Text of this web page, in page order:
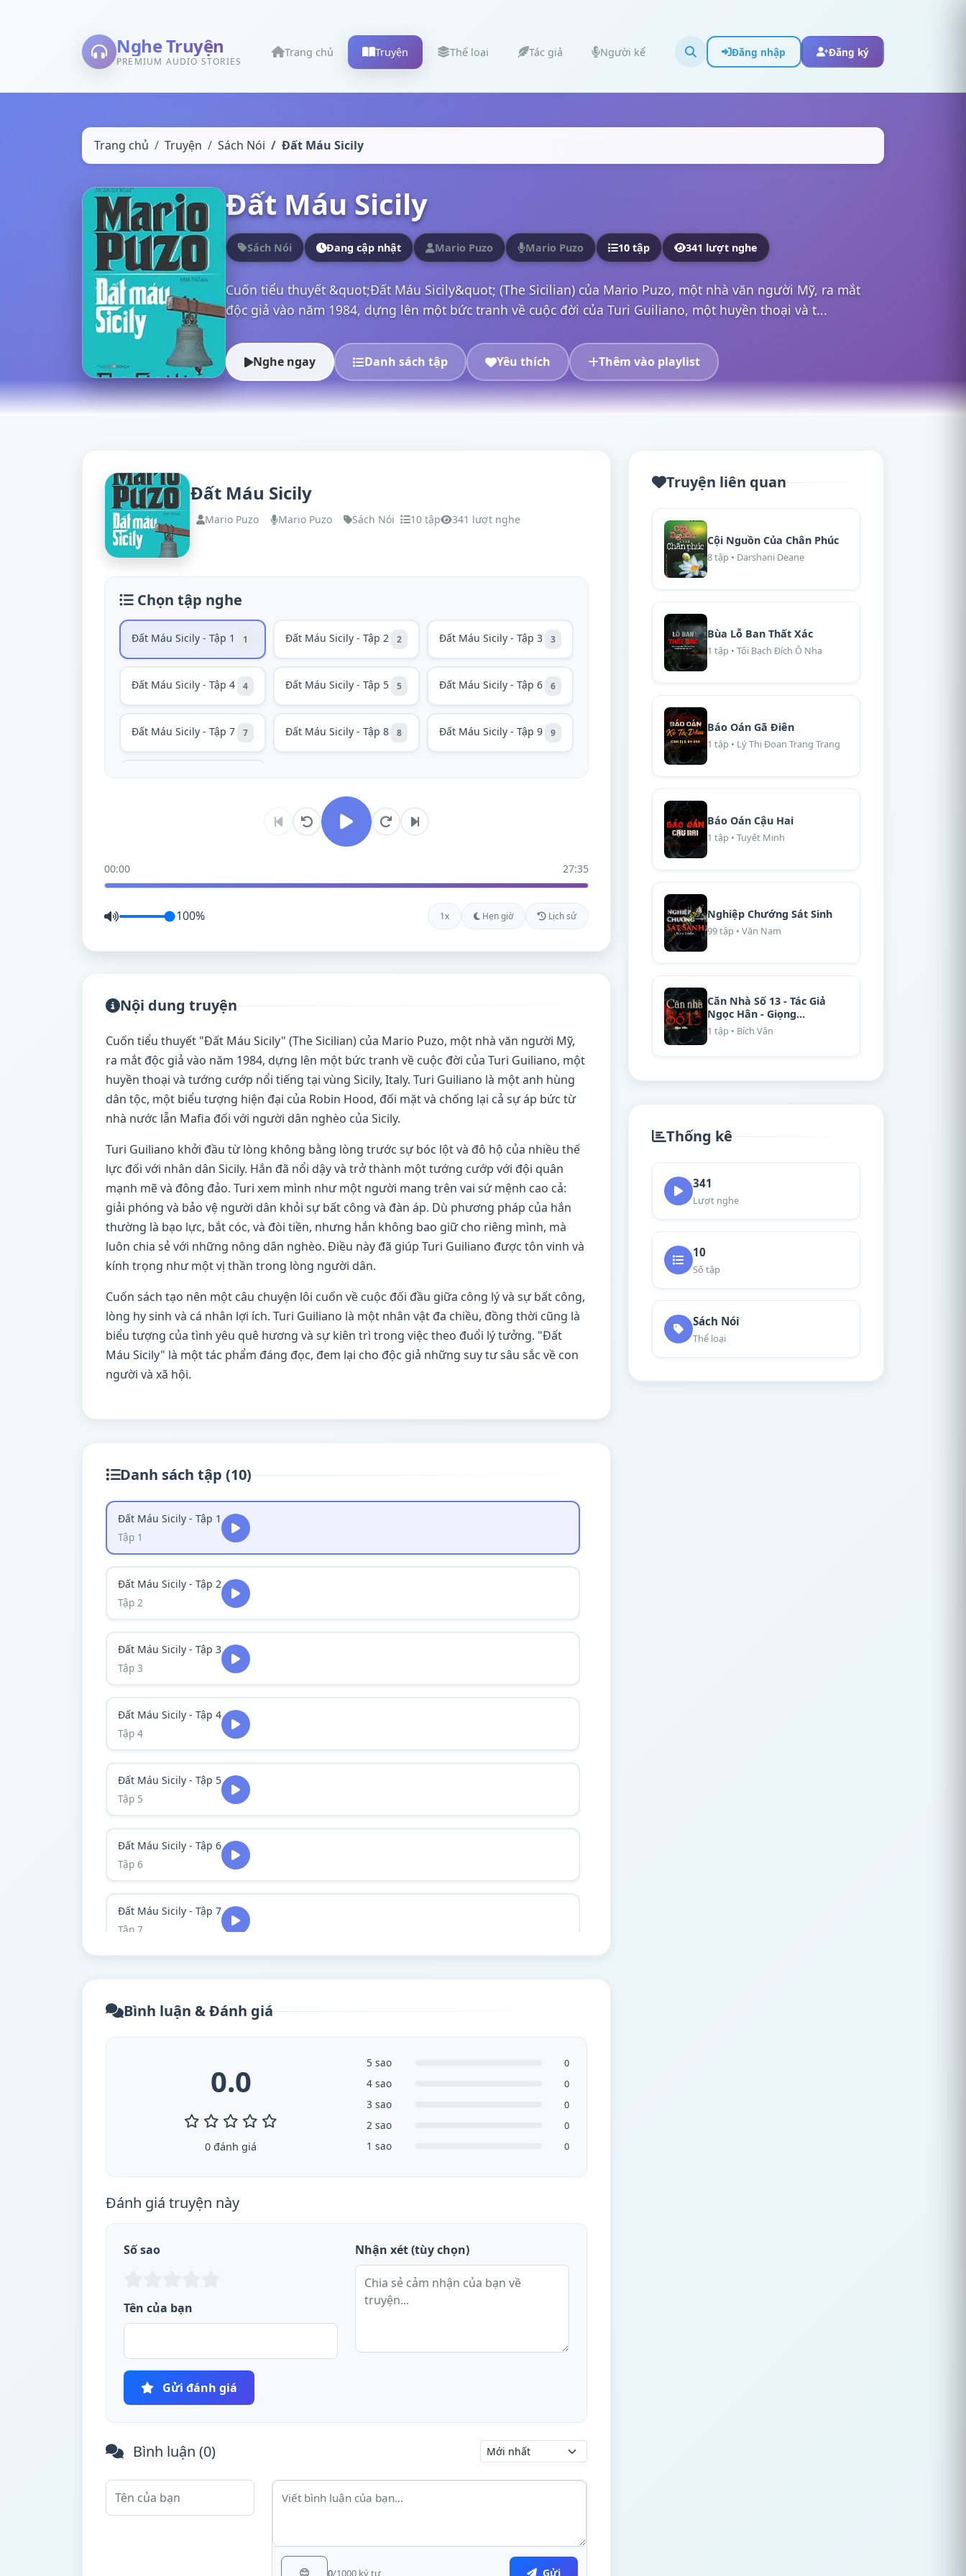
Nghe Truyện
PREMIUM AUDIO STORIES
Trang chủ Truyện Thể loại Tác giả Người kể Đăng nhập Đăng ký
Trang chủ Truyện Sách Nói Đất Máu Sicily
Đất Máu Sicily
Sách Nói Đang cập nhật Mario Puzo Mario Puzo 10 tập 341 lượt nghe
Cuốn tiểu thuyết &quot;Đất Máu Sicily&quot; (The Sicilian) của Mario Puzo, một nhà văn người Mỹ, ra mắt
độc giả vào năm 1984, dựng lên một bức tranh về cuộc đời của Turi Guiliano, một huyền thoại và t...
Nghe ngay Danh sách tập Yêu thích Thêm vào playlist
Đất Máu Sicily
Mario Puzo Mario Puzo Sách Nói 10 tập 341 lượt nghe
Chọn tập nghe
Đất Máu Sicily - Tập 1 1 Đất Máu Sicily - Tập 2 2 Đất Máu Sicily - Tập 3 3
Đất Máu Sicily - Tập 4 4 Đất Máu Sicily - Tập 5 5 Đất Máu Sicily - Tập 6 6
Đất Máu Sicily - Tập 7 7 Đất Máu Sicily - Tập 8 8 Đất Máu Sicily - Tập 9 9
00:00 27:35
100% 1x Hẹn giờ Lịch sử
Nội dung truyện
Cuốn tiểu thuyết "Đất Máu Sicily" (The Sicilian) của Mario Puzo, một nhà văn người Mỹ,
ra mắt độc giả vào năm 1984, dựng lên một bức tranh về cuộc đời của Turi Guiliano, một
huyền thoại và tướng cướp nổi tiếng tại vùng Sicily, Italy. Turi Guiliano là một anh hùng
dân tộc, một biểu tượng hiện đại của Robin Hood, đối mặt và chống lại cả sự áp bức từ
nhà nước lẫn Mafia đối với người dân nghèo của Sicily.
Turi Guiliano khởi đầu từ lòng không bằng lòng trước sự bóc lột và đô hộ của nhiều thế
lực đối với nhân dân Sicily. Hắn đã nổi dậy và trở thành một tướng cướp với đội quân
mạnh mẽ và đông đảo. Turi xem mình như một người mang trên vai sứ mệnh cao cả:
giải phóng và bảo vệ người dân khỏi sự bất công và đàn áp. Dù phương pháp của hắn
thường là bạo lực, bắt cóc, và đòi tiền, nhưng hắn không bao giữ cho riêng mình, mà
luôn chia sẻ với những nông dân nghèo. Điều này đã giúp Turi Guiliano được tôn vinh và
kính trọng như một vị thần trong lòng người dân.
Cuốn sách tạo nên một câu chuyện lôi cuốn về cuộc đối đầu giữa công lý và sự bất công,
lòng hy sinh và cá nhân lợi ích. Turi Guiliano là một nhân vật đa chiều, đồng thời cũng là
biểu tượng của tình yêu quê hương và sự kiên trì trong việc theo đuổi lý tưởng. "Đất
Máu Sicily" là một tác phẩm đáng đọc, đem lại cho độc giả những suy tư sâu sắc về con
người và xã hội.
Danh sách tập (10)
Đất Máu Sicily - Tập 1
Tập 1
Đất Máu Sicily - Tập 2
Tập 2
Đất Máu Sicily - Tập 3
Tập 3
Đất Máu Sicily - Tập 4
Tập 4
Đất Máu Sicily - Tập 5
Tập 5
Đất Máu Sicily - Tập 6
Tập 6
Đất Máu Sicily - Tập 7
Tập 7
Bình luận & Đánh giá
0.0
0 đánh giá
5 sao 0
4 sao 0
3 sao 0
2 sao 0
1 sao 0
Đánh giá truyện này
Số sao
Tên của bạn
Nhận xét (tùy chọn)
Gửi đánh giá
Bình luận (0)
😊 0/1000 ký tự Gửi
Truyện liên quan
Cội Nguồn Của Chân Phúc
8 tập • Darshani Deane
Bùa Lỗ Ban Thất Xác
1 tập • Tối Bạch Đích Ô Nha
Báo Oán Gã Điên
1 tập • Lý Thị Đoan Trang Trang
Báo Oán Cậu Hai
1 tập • Tuyết Minh
Nghiệp Chướng Sát Sinh
99 tập • Văn Nam
Căn Nhà Số 13 - Tác Giả
Ngọc Hân - Giọng...
1 tập • Bích Vân
Thống kê
341
Lượt nghe
10
Số tập
Sách Nói
Thể loại